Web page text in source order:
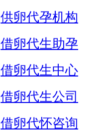
供卵代孕机构
借卵代生助孕
借卵代生中心
借卵代生公司
借卵代怀咨询